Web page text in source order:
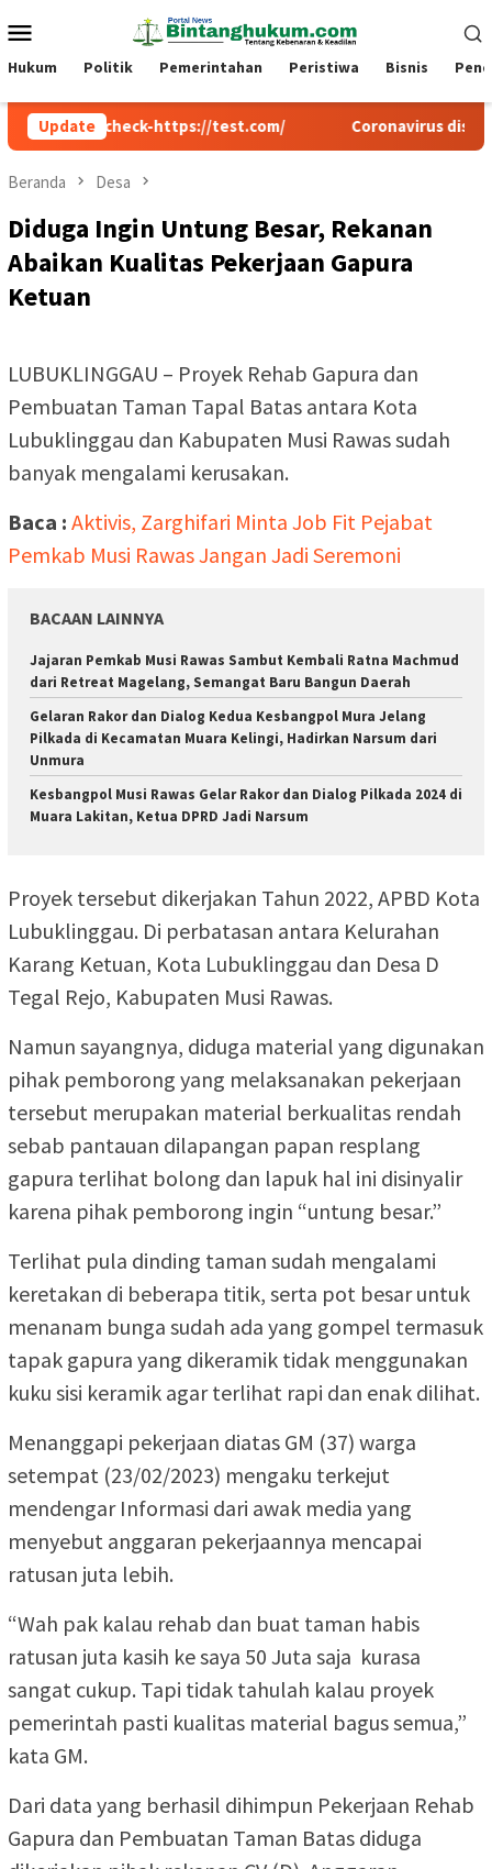
ke
kontenMobile
Hukum Politik Pemerintahan Peristiwa Bisnis
Update
cw-check-https://test.com/ Coronavirus disease 2019
Beranda Desa
Diduga Ingin Untung Besar, Rekanan
Abaikan Kualitas Pekerjaan Gapura
Ketuan
LUBUKLINGGAU – Proyek Rehab Gapura dan
Pembuatan Taman Tapal Batas antara Kota
Lubuklinggau dan Kabupaten Musi Rawas sudah
banyak mengalami kerusakan.
Baca : Aktivis, Zarghifari Minta Job Fit Pejabat
Pemkab Musi Rawas Jangan Jadi Seremoni
BACAAN LAINNYA
Jajaran Pemkab Musi Rawas Sambut Kembali Ratna Machmud
dari Retreat Magelang, Semangat Baru Bangun Daerah
Gelaran Rakor dan Dialog Kedua Kesbangpol Mura Jelang
Pilkada di Kecamatan Muara Kelingi, Hadirkan Narsum dari
Unmura
Kesbangpol Musi Rawas Gelar Rakor dan Dialog Pilkada 2024 di
Muara Lakitan, Ketua DPRD Jadi Narsum
Proyek tersebut dikerjakan Tahun 2022, APBD Kota
Lubuklinggau. Di perbatasan antara Kelurahan
Karang Ketuan, Kota Lubuklinggau dan Desa D
Tegal Rejo, Kabupaten Musi Rawas.
Namun sayangnya, diduga material yang digunakan
pihak pemborong yang melaksanakan pekerjaan
tersebut merupakan material berkualitas rendah
sebab pantauan dilapangan papan resplang
gapura terlihat bolong dan lapuk hal ini disinyalir
karena pihak pemborong ingin “untung besar.”
Terlihat pula dinding taman sudah mengalami
keretakan di beberapa titik, serta pot besar untuk
menanam bunga sudah ada yang gompel termasuk
tapak gapura yang dikeramik tidak menggunakan
kuku sisi keramik agar terlihat rapi dan enak dilihat.
Menanggapi pekerjaan diatas GM (37) warga
setempat (23/02/2023) mengaku terkejut
mendengar Informasi dari awak media yang
menyebut anggaran pekerjaannya mencapai
ratusan juta lebih.
“Wah pak kalau rehab dan buat taman habis
ratusan juta kasih ke saya 50 Juta saja kurasa
sangat cukup. Tapi tidak tahulah kalau proyek
pemerintah pasti kualitas material bagus semua,”
kata GM.
Dari data yang berhasil dihimpun Pekerjaan Rehab
Gapura dan Pembuatan Taman Batas diduga